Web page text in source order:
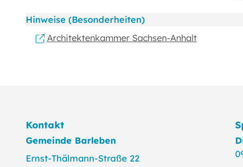
Hinweise (Besonderheiten)
Architektenkammer Sachsen-Anhalt
Kontakt
Gemeinde Barleben
Ernst-Thälmann-Straße 22